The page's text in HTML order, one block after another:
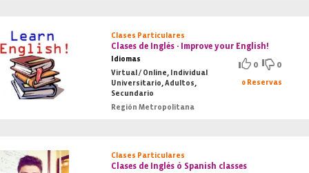
Clases Particulares
Clases de Inglés - Improve your English!
Idiomas
Virtual / Online, Individual
Universitario, Adultos,
Secundario
Región Metropolitana
0 0
0 Reservas
Clases Particulares
Clases de Inglés ó Spanish classes